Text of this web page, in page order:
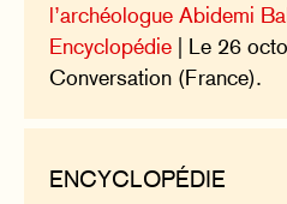
l’archéologue Abidemi
Encyclopédie | Le 26
Conversation (France).
ENCYCLOPÉDIE